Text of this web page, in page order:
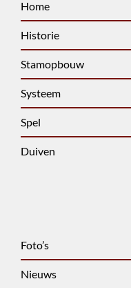
Home
Historie
Stamopbouw
Systeem
Spel
Duiven
Foto’s
Nieuws